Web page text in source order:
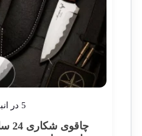
5 در انبار